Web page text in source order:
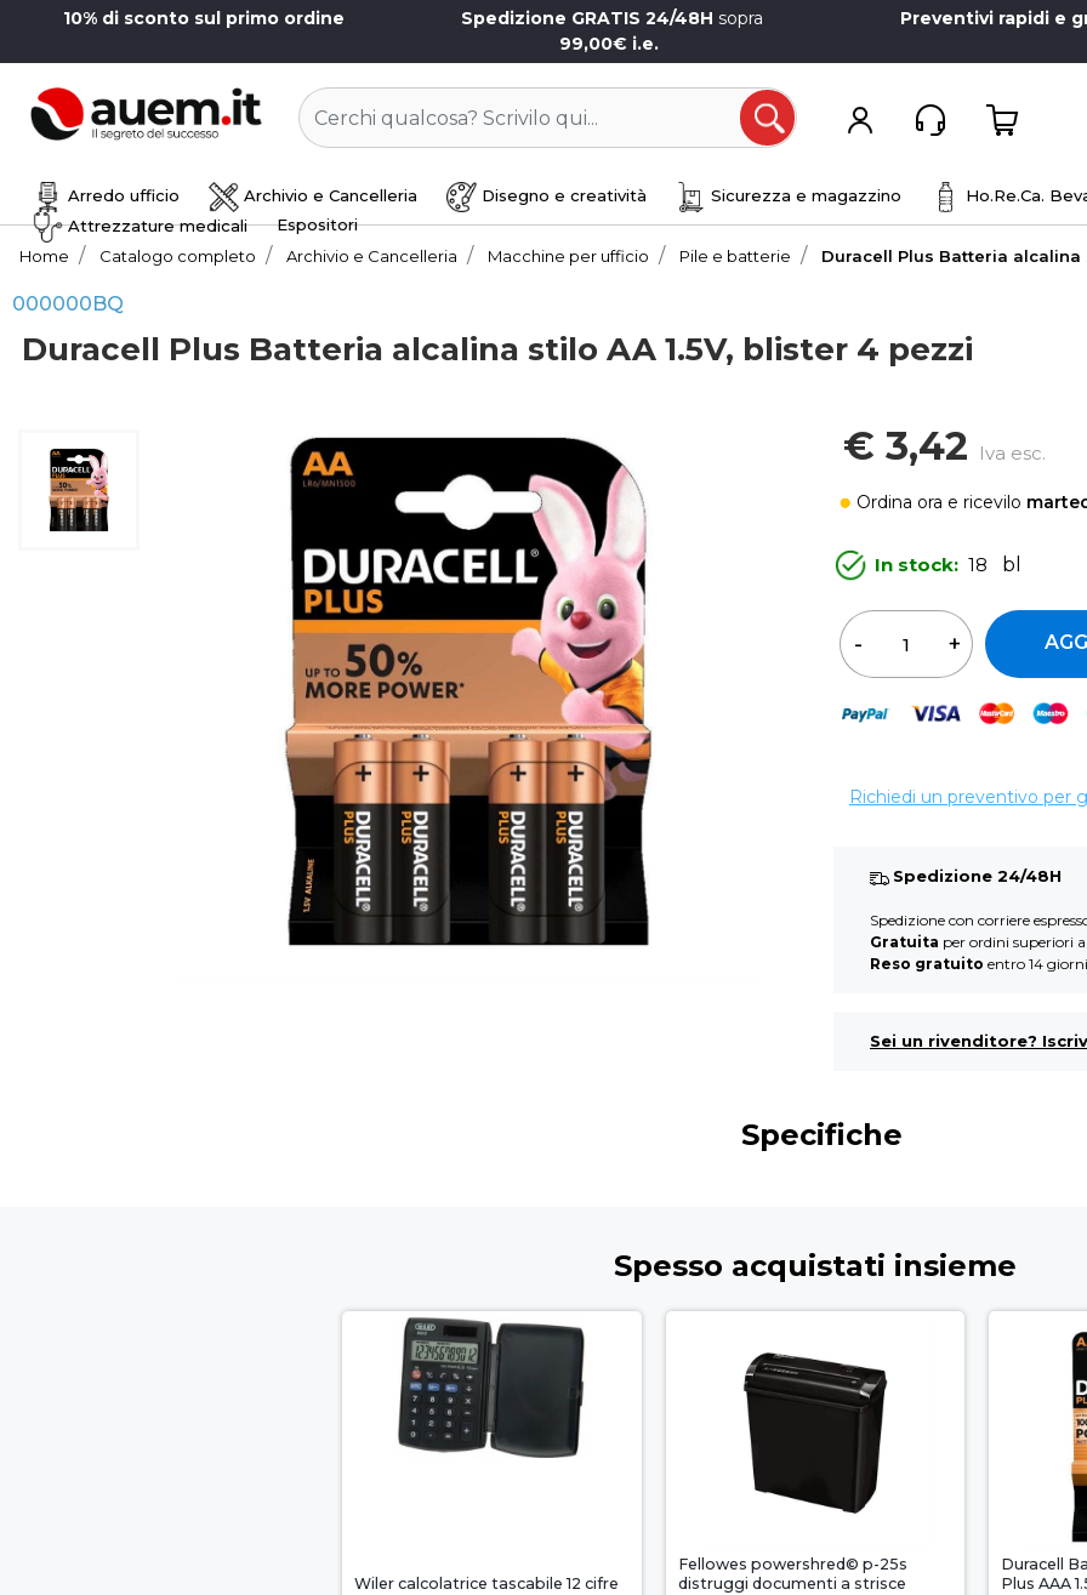
10% di sconto sul primo ordine Spedizione GRATIS 24/48H sopra
99,00€ i.e.
Preventivi rapidi e
Arredo ufficio Archivio e Cancelleria Disegno e creatività Sicurezza e magazzino Ho.Re.Ca.
Attrezzature medicali
Espositori
Home
Catalogo completo Archivio e Cancelleria Macchine per ufficio Pile e batterie Duracell Plus Batteria alcalina
000000BQ
Duracell Plus Batteria alcalina stilo AA 1.5V, blister 4 pezzi
€ 3,42 Iva esc.
Ordina ora e ricevilo
In stock: 18 bl
Richiedi un preventivo per
Spedizione 24/48H
Spedizione con corriere
Gratuita per ordini superiori a
Reso gratuito entro 14 giorni
Sei un rivenditore?
Specifiche
Spesso acquistati insieme
Wiler calcolatrice tascabile 12 cifre
Fellowes powershred© p-25s
distruggi documenti a strisce
Duracell
Plus AAA